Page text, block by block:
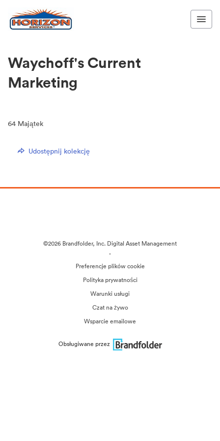
Waychoff's Current
Marketing
64 Majątek
Udostępnij kolekcję
©2026 Brandfolder, Inc. Digital Asset Management
·
Preferencje plików cookie
Polityka prywatności
Warunki usługi
Czat na żywo
Wsparcie emailowe
Obsługiwane przez